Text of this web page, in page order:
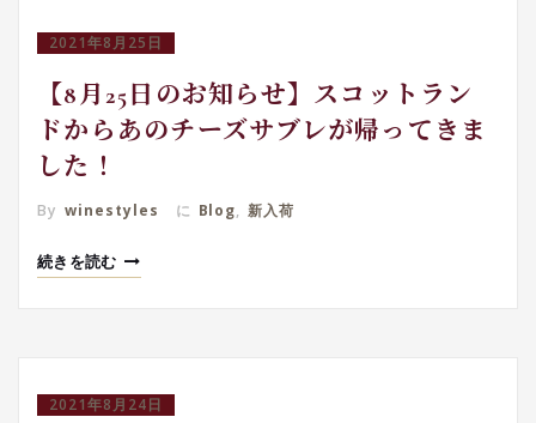
2021年8月25日
【8月25日のお知らせ】スコットラン
ドからあのチーズサブレが帰ってきま
した！
By winestyles に Blog, 新入荷
続きを読む
2021年8月24日